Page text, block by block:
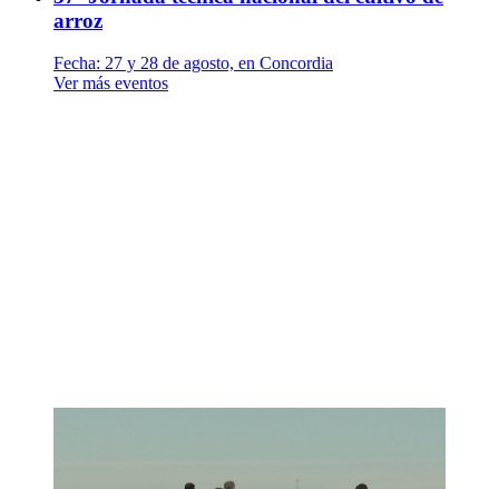
arroz
Fecha: 27 y 28 de agosto, en Concordia
Ver más eventos